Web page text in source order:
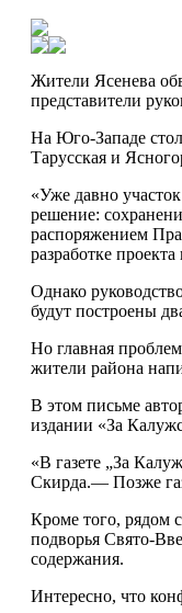
Жители Ясенева
представители
На Юго-Западе
Тарусская и
«Уже давно
решение:
распоряжением
разработке
Однако
будут построены
Но главная
жители района
В этом письме
издании «За
«В газете „За
Скирда.— Позже
Кроме того, рядом
подворья Свято-
содержания.
Интересно, что